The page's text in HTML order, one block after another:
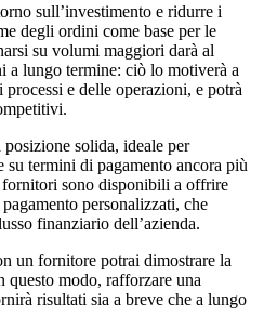
sull’investimento e ridurre i
degli ordini come base per le
su volumi maggiori darà al
a lungo termine: ciò lo motiverà a
e delle operazioni, e potrà
solida, ideale per
su termini di pagamento ancora più
sono disponibili a offrire
personalizzati, che
finanziario dell’azienda.
un fornitore potrai dimostrare la
questo modo, rafforzare una
risultati sia a breve che a lungo